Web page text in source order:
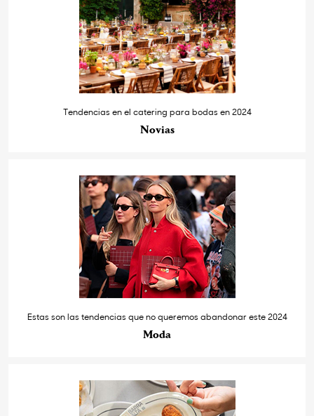
Tendencias en el catering para bodas en 2024
Novias
Estas son las tendencias que no queremos abandonar este 2024
Moda